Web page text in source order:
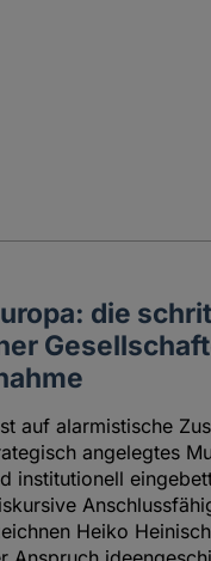
die
auf alarmistische
angelegtes
institutionell
Heiko